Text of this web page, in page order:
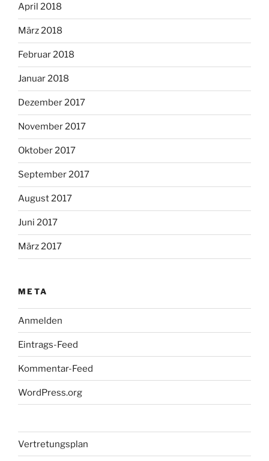
April 2018
März 2018
Februar 2018
Januar 2018
Dezember 2017
November 2017
Oktober 2017
September 2017
August 2017
Juni 2017
März 2017
META
Anmelden
Eintrags-Feed
Kommentar-Feed
WordPress.org
Vertretungsplan